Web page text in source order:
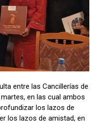
entre las Cancillerías de
en las cual ambos
los lazos de
los lazos de amistad, en